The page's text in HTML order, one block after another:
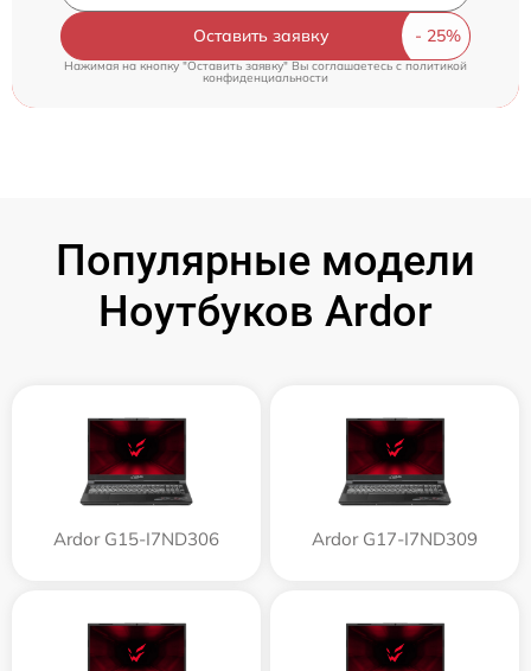
Оставить заявку
Нажимая на кнопку "Оставить заявку" Вы соглашаетесь cполитикой
конфиденциальности
Популярные модели
Ноутбуков Ardor
Ardor G15-I7ND306 Ardor G17-I7ND309